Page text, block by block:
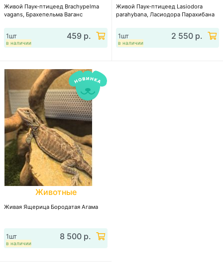
Живой Паук-птицеед Brachypelma
vagans, Брахепельма Ваганс
в наличии
1шт 459 р.
Живой Паук-птицеед Lasiodora
parahybana, Ласиодора Парахибана
в наличии
1шт 2 550 р.
Животные
Живая Ящерица Бородатая Агама
в наличии
1шт 8 500 р.